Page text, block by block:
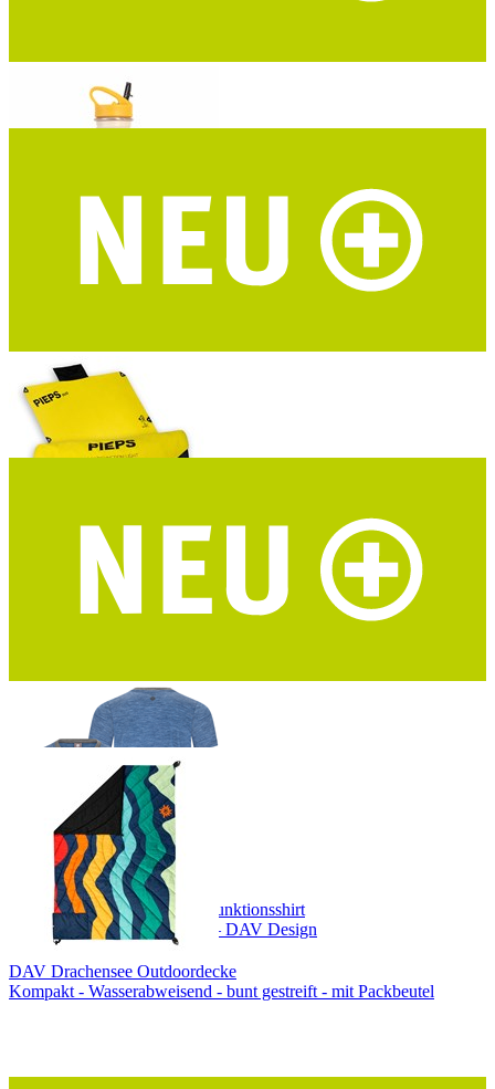
ROADTYPING Kinder Trinkflasche Adventure Kid
PIEPS Bivy Duo Biwaksack
2 Personen - 8 verstärkte Ösen - geeignet als Nottrage
DAV Hocheisspitze Herren Funktionsshirt
Merino-Tencel® – blau/grau – DAV Design
DAV Drachensee Outdoordecke
Kompakt - Wasserabweisend - bunt gestreift - mit Packbeutel